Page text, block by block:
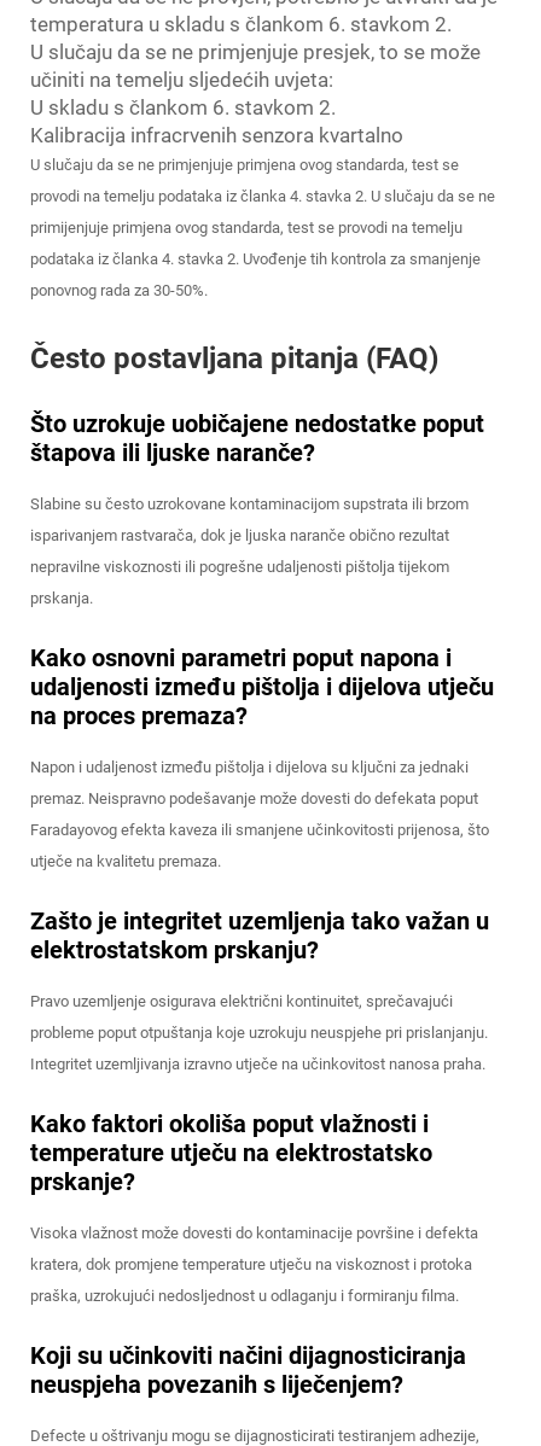
temperatura u skladu s člankom 6. stavkom 2.
U slučaju da se ne primjenjuje presjek, to se može
učiniti na temelju sljedećih uvjeta:
U skladu s člankom 6. stavkom 2.
Kalibracija infracrvenih senzora kvartalno
U slučaju da se ne primjenjuje primjena ovog standarda, test se
provodi na temelju podataka iz članka 4. stavka 2. U slučaju da se ne
primijenjuje primjena ovog standarda, test se provodi na temelju
podataka iz članka 4. stavka 2. Uvođenje tih kontrola za smanjenje
ponovnog rada za 30-50%.
Često postavljana pitanja (FAQ)
Što uzrokuje uobičajene nedostatke poput
štapova ili ljuske naranče?
Slabine su često uzrokovane kontaminacijom supstrata ili brzom
isparivanjem rastvarača, dok je ljuska naranče obično rezultat
nepravilne viskoznosti ili pogrešne udaljenosti pištolja tijekom
prskanja.
Kako osnovni parametri poput napona i
udaljenosti između pištolja i dijelova utječu
na proces premaza?
Napon i udaljenost između pištolja i dijelova su ključni za jednaki
premaz. Neispravno podešavanje može dovesti do defekata poput
Faradayovog efekta kaveza ili smanjene učinkovitosti prijenosa, što
utječe na kvalitetu premaza.
Zašto je integritet uzemljenja tako važan u
elektrostatskom prskanju?
Pravo uzemljenje osigurava električni kontinuitet, sprečavajući
probleme poput otpuštanja koje uzrokuju neuspjehe pri prislanjanju.
Integritet uzemljivanja izravno utječe na učinkovitost nanosa praha.
Kako faktori okoliša poput vlažnosti i
temperature utječu na elektrostatsko
prskanje?
Visoka vlažnost može dovesti do kontaminacije površine i defekta
kratera, dok promjene temperature utječu na viskoznost i protoka
praška, uzrokujući nedosljednost u odlaganju i formiranju filma.
Koji su učinkoviti načini dijagnosticiranja
neuspjeha povezanih s liječenjem?
Defecte u oštrivanju mogu se dijagnosticirati testiranjem adhezije,